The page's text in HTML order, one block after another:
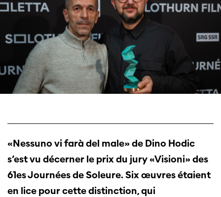
«Nessuno vi farà del male» de Dino Hodic
s’est vu décerner le prix du jury «Visioni» des
61es Journées de Soleure. Six œuvres étaient
en lice pour cette distinction, qui